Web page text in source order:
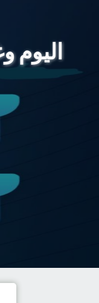
اليوم وغداً ختام